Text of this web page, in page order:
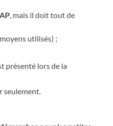
, mais il doit tout de
utilisés) ;
présenté lors de la
seulement.